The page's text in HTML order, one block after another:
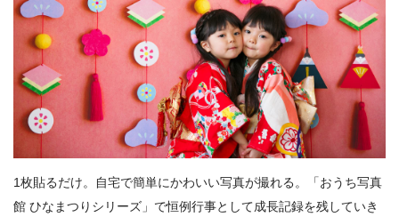
1枚貼るだけ。自宅で簡単にかわいい写真が撮れる。「おうち写真
館 ひなまつりシリーズ」で恒例行事として成長記録を残していき